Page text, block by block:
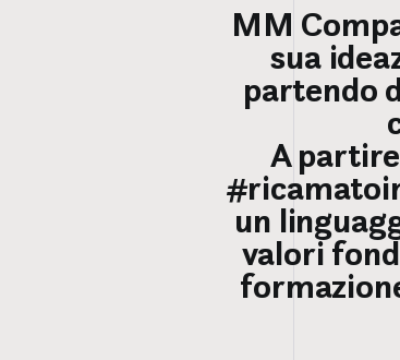
MM
sua
partendo
A
un
valori